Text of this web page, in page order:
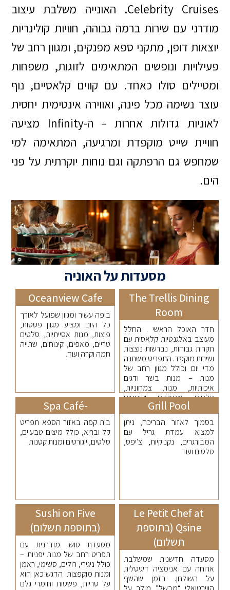
Celebrity Cruises. האונייה משלבת עיצוב
מודרני עם שירות ברמה גבוהה, חוויות קולינריות
יוצאות דופן, מתקני ספא מפנקים, ומגוון רחב של
פעילויות ונופשים המתאימים לזוגות, משפחות
ומטיילים סולו כאחד. עם קווים קלאסיים, נוף
עוצר נשימה מכל פינה, ואווירה אינטימית יחסית
לאוניות גדולות אחרות – ה-Infinity מציעה
חוויית שייט מוקפדת ומרגיעה, המתאימה למי
שמחפש גם הרפתקה וגם נוחות יוקרתית על פני
הים.
מסעדות על האוניה
The Trellis Dining
Room
חדר האוכל הראשי . החלל
מעוצב באלגנטיות קלאסית עם
תקרות גבוהות, נברשות נוצצות
ושירות מוקפד. התפריט משתנה
מדי יום וכולל מגוון רחב של
מנות – מנות בשר ודגים
איכותיות, מנות צמחוניות,
סלטים מרעננים וקינוחים
Oceanview Cafe
בופה עשיר ומגוון שפועל לאורך
כל היום ומציע מגוון פסטות,
פיצות, מנות אסייתיות, סלטים
טריים, מאפים, קינוחים, שתייה
חמה וקרה ועוד.
Grill Pool
בסמוך לאזור הבריכה, ניתן
למצוא עמדת גריל עם
המבורגרים, נקניקיות, צ'יפס,
סלטים ועוד
-Spa Café
בית קפה באזור הספא תפריט
קל ובריא, כולל מיצים טבעיים,
סלטים, יוגורטים ומנות קטנות.
Le Petit Chef at
Qsine (בתוספת
תשלום)
מסעדה חדשנית שמשלבת
ארוחה עם אנימציה דיגיטלית
על השולחן. בזמן שהשף
Sushi on Five
(בתוספת תשלום)
מסעדת סושי מודרנית עם
תפריט רחב של מנות יפניות –
כולל ניגירי, רולים, סשימי, ראמן
ומנות מוקפצות. הדגש כאן הוא
על טריות, פשטות וחומרי גלם